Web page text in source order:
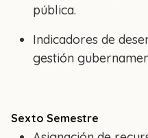
pública.
Indicadores de
gestión
Sexto Semestre